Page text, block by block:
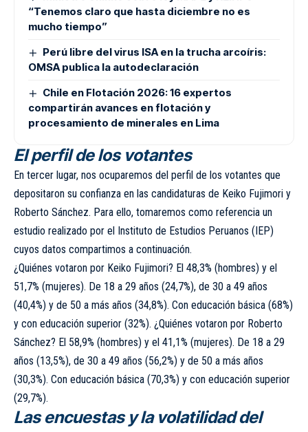
“Tenemos claro que hasta diciembre no es
mucho tiempo”
Perú libre del virus ISA en la trucha arcoíris:
OMSA publica la autodeclaración
Chile en Flotación 2026: 16 expertos
compartirán avances en flotación y
procesamiento de minerales en Lima
El perfil de los votantes
En tercer lugar, nos ocuparemos del perfil de los votantes que
depositaron su confianza en las candidaturas de Keiko Fujimori y
Roberto Sánchez. Para ello, tomaremos como referencia un
estudio realizado por el Instituto de Estudios Peruanos (IEP)
cuyos datos compartimos a continuación.
¿Quiénes votaron por Keiko Fujimori? El 48,3% (hombres) y el
51,7% (mujeres). De 18 a 29 años (24,7%), de 30 a 49 años
(40,4%) y de 50 a más años (34,8%). Con educación básica (68%)
y con educación superior (32%). ¿Quiénes votaron por Roberto
Sánchez? El 58,9% (hombres) y el 41,1% (mujeres). De 18 a 29
años (13,5%), de 30 a 49 años (56,2%) y de 50 a más años
(30,3%). Con educación básica (70,3%) y con educación superior
(29,7%).
Las encuestas y la volatilidad del